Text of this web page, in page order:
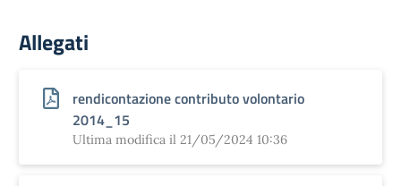
Allegati
rendicontazione contributo volontario
2014_15
Ultima modifica il 21/05/2024 10:36